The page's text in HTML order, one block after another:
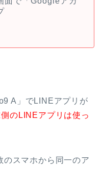
A」でLINEアプリが
側のLINEアプリは使っ
のスマホから同一のア